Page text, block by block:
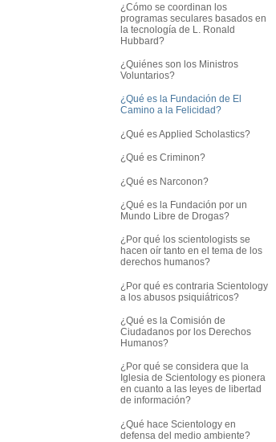
¿Cómo se coordinan los
programas seculares basados en
la tecnología de L. Ronald
Hubbard?
¿Quiénes son los Ministros
Voluntarios?
¿Qué es la Fundación de El
Camino a la Felicidad?
¿Qué es Applied Scholastics?
¿Qué es Criminon?
¿Qué es Narconon?
¿Qué es la Fundación por un
Mundo Libre de Drogas?
¿Por qué los scientologists se
hacen oír tanto en el tema de los
derechos humanos?
¿Por qué es contraria Scientology
a los abusos psiquiátricos?
¿Qué es la Comisión de
Ciudadanos por los Derechos
Humanos?
¿Por qué se considera que la
Iglesia de Scientology es pionera
en cuanto a las leyes de libertad
de información?
¿Qué hace Scientology en
defensa del medio ambiente?